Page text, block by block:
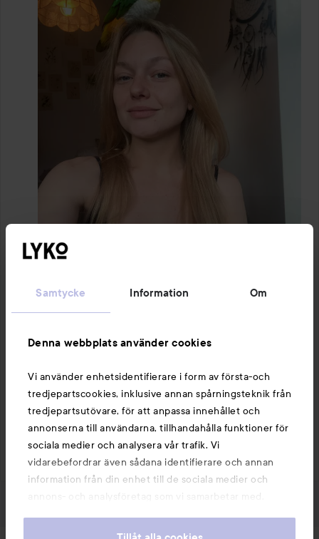
Samtycke Information Om
Denna webbplats använder cookies
Vi använder enhetsidentifierare i form av första-och
tredjepartscookies, inklusive annan spårningsteknik från
tredjepartsutövare, för att anpassa innehållet och
annonserna till användarna, tillhandahålla funktioner för
sociala medier och analysera vår trafik. Vi
vidarebefordrar även sådana identifierare och annan
information från din enhet till de sociala medier och
annons- och analysföretag som vi samarbetar med.
information som du har tillhandahållit eller som de har
22 gillar Kommentera
19648 visningar
för att lämna en kommentar